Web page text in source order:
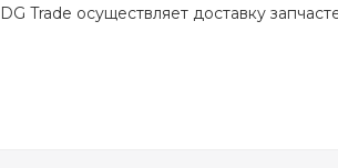
Trade осуществляет доставку